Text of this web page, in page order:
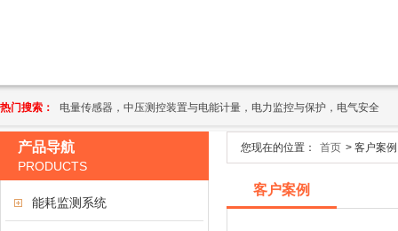
热门搜索： 电量传感器，中压测控装置与电能计量，电力监控与保护，电气安全
产品导航
PRODUCTS
能耗监测系统
您现在的位置： 首页 > 客户案例
客户案例